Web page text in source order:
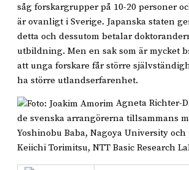
såg forskargrupper på 10-20 personer
är ovanligt i Sverige. Japanska staten
detta och dessutom betalar
utbildning. Men en sak som är mycket
att unga forskare får större
ha större utlandserfarenhet.
Agneta Richter-
de svenska arrangörerna tillsammans
Yoshinobu Baba, Nagoya University och
Keiichi Torimitsu, NTT Basic Research